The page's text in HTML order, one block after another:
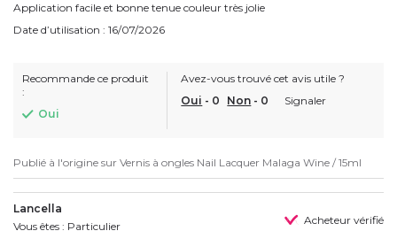
Application facile et bonne tenue couleur très jolie
Date d’utilisation : 16/07/2026
Recommande ce produit
:
Oui
Avez-vous trouvé cet avis utile ?
Oui - 0 Non - 0 Signaler
Publié à l'origine sur Vernis à ongles Nail Lacquer Malaga Wine / 15ml
Lancella
Vous êtes : Particulier
Acheteur vérifié